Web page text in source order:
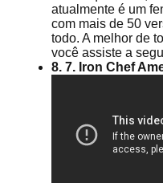
atualmente é um
com mais de 50
todo. A melhor de
você assiste a
8. 7. Iron Chef